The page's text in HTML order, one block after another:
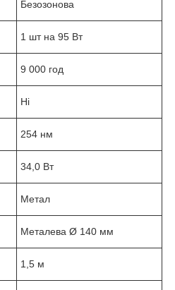
Безозонова
1 шт на 95 Вт
9 000 год
Ні
254 нм
34,0 Вт
Метал
Металева Ø 140 мм
1,5 м